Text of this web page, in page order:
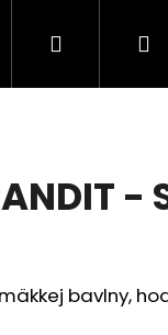
Hľadať
-
bavlny,